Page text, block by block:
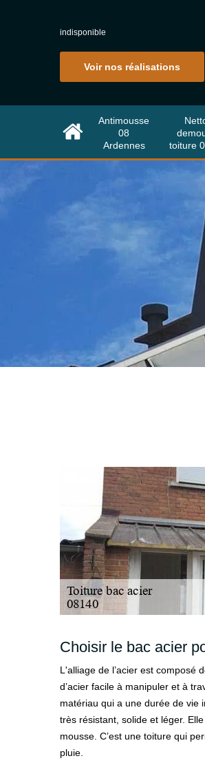
indisponible
Voir nos réalisations
Antimousse
08
Ardennes
toiture
Choisir le bac acier
L'alliage de l’acier est composé
d’acier facile à manipuler et à
matériau qui a une durée de vie
très résistant, solide et léger.
mousse. C’est une toiture qui
pluie.